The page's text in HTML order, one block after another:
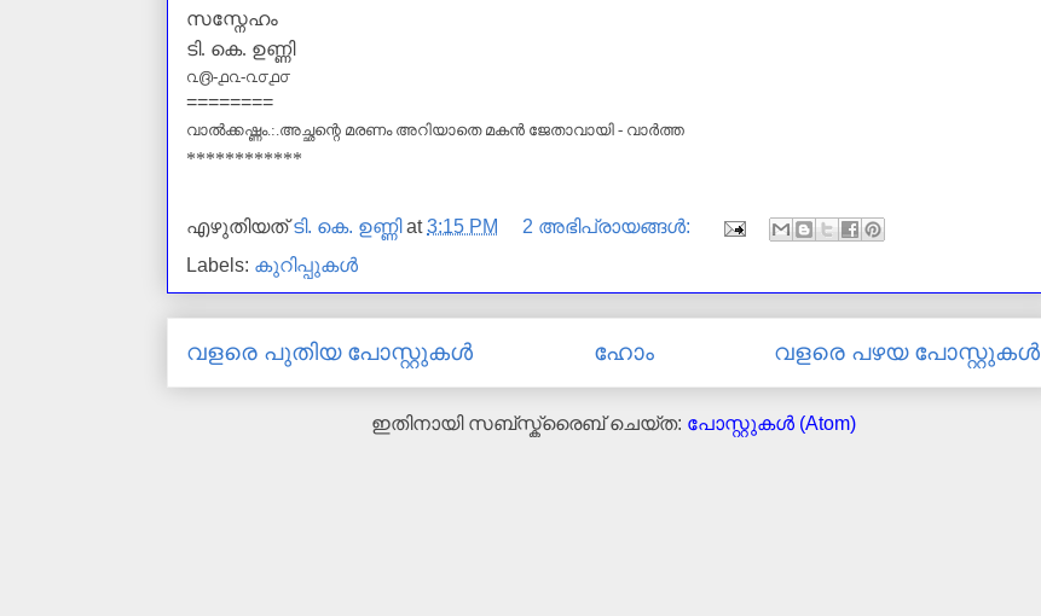
സസ്നേഹം
ടി. കെ. ഉണ്ണി
൨൫-൧൨-൨൦൧൦
========
വാൽക്കഷ്ണം.:.അച്ഛന്റെ മരണം അറിയാതെ മകൻ ജേതാവായി - വാർത്ത
************
എഴുതിയത്ടി. കെ. ഉണ്ണി at3:15 PM
2 അഭിപ്രായങ്ങൾ:
Labels: കുറിപ്പുകള്‍
വളരെ പുതിയ പോസ്റ്റുകള്‍ വളരെ പഴയ പോസ്റ്റുകള്‍
ഹോം
ഇതിനായി സബ്‌സ്ക്രൈബ് ചെയ്ത: പോസ്റ്റുകള്‍ (Atom)